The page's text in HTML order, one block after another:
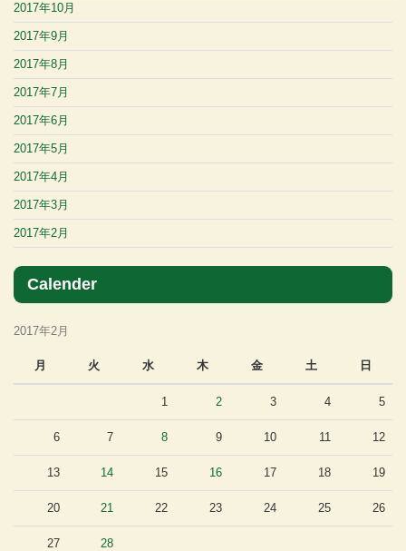
2017年10月
2017年9月
2017年8月
2017年7月
2017年6月
2017年5月
2017年4月
2017年3月
2017年2月
Calender
2017年2月
月 火 水 木 金 土 日
1 2 3 4 5
6 7 8 9 10 11 12
13 14 15 16 17 18 19
20 21 22 23 24 25 26
27 28